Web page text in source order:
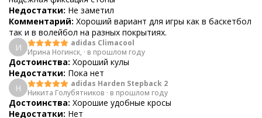
Недостатки: Не заметил
Комментарий: Хороший вариант для игры как в баскетбол
так и в волейбол на разных покрытиях.
И
adidas Climacool
Ирина Ногинск, · в прошлом году
Достоинства: Хороший кулы
Недостатки: Пока нет
Н
adidas Harden Stepback 2
Никита Голубятников · в прошлом году
Достоинства: Хорошие удобные кросы
Недостатки: Нет